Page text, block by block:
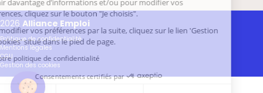
obtenir davantage d’informations et/ou pour modifier vos
préférences, cliquez sur le bouton "Je choisis".
Pour modifier vos préférences par la suite, cliquez sur le lien 'Gestion
des cookies' situé dans le pied de page.
Lire notre politique de confidentialité
Consentements certifiés par
2026 Alliance Emploi
Politique de confidentialité
Mentions légales
CGU
Gestion des cookies